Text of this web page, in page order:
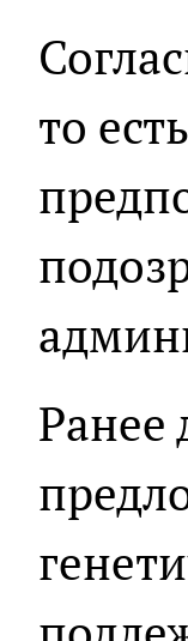
то
Ранее